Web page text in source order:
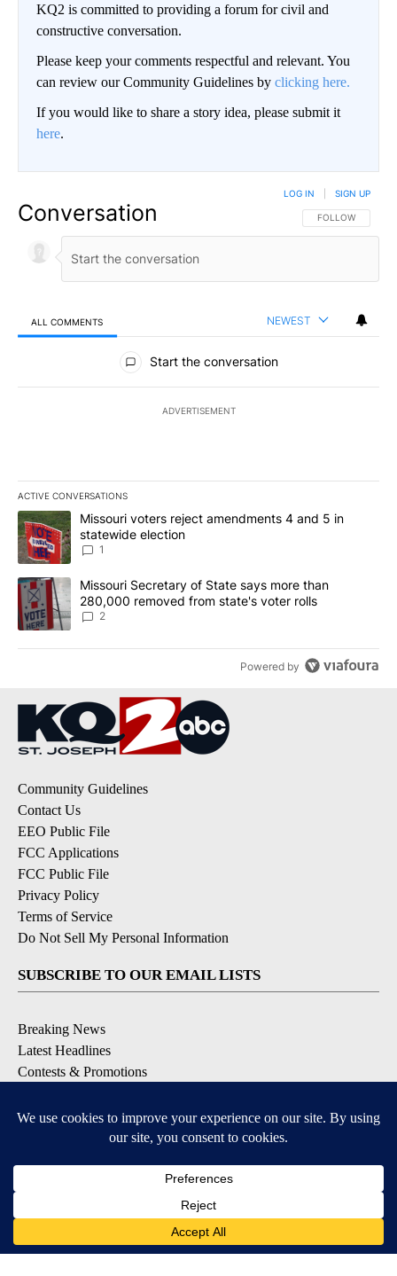
KQ2 is committed to providing a forum for civil and
constructive conversation.
Please keep your comments respectful and relevant. You
can review our Community Guidelines by clicking here.
If you would like to share a story idea, please submit it
here.
Conversation FOLLOW THIS
FOLLOW
LOG IN SIGN UP
ALL COMMENTS NEWEST
All Comments
Start the conversation
ADVERTISEMENT
ACTIVE CONVERSATIONS
The following is a list of the most commented articles in the last
A trending article titled "Missouri voters reject amendments 4
Missouri voters reject amendments 4 and 5 in
statewide election
1
A trending article titled "Missouri Secretary of State says more
Missouri Secretary of State says more than
280,000 removed from state's voter rolls
2
Powered by
Community Guidelines
Contact Us
EEO Public File
FCC Applications
FCC Public File
Privacy Policy
Terms of Service
Do Not Sell My Personal Information
SUBSCRIBE TO OUR EMAIL LISTS
Breaking News
Latest Headlines
Contests & Promotions
DOWNLOAD OUR APPS
Available for iOS and Android